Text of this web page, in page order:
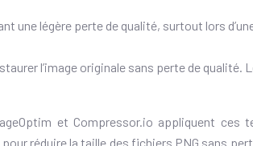
une légère perte de qualité, surtout lors
l’image originale sans perte de qualité.
et Compressor.io appliquent
réduire la taille des fichiers PNG sans